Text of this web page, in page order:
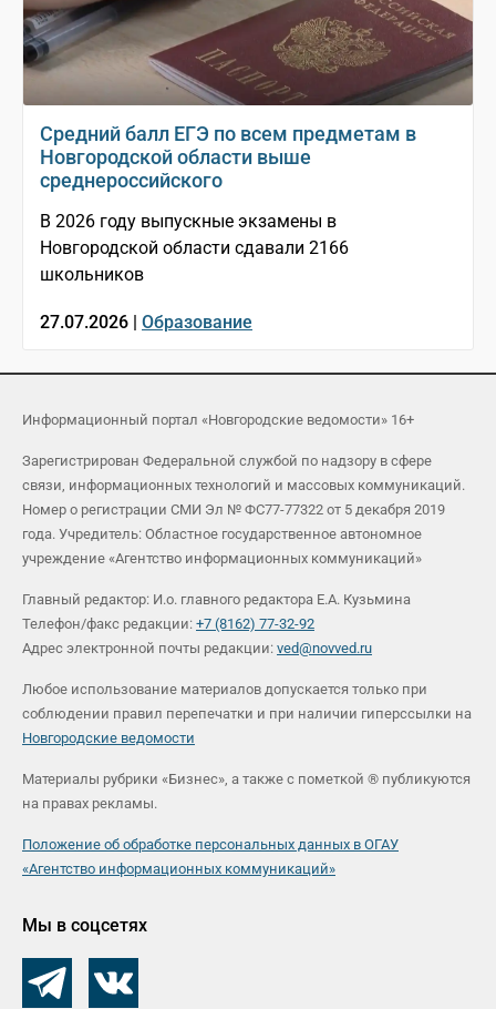
Средний балл ЕГЭ по всем предметам в
Новгородской области выше
среднероссийского
В 2026 году выпускные экзамены в
Новгородской области сдавали 2166
школьников
27.07.2026 | Образование
Информационный портал «Новгородские ведомости» 16+
Зарегистрирован Федеральной службой по надзору в сфере
связи, информационных технологий и массовых коммуникаций.
Номер о регистрации СМИ Эл № ФС77-77322 от 5 декабря 2019
года. Учредитель: Областное государственное автономное
учреждение «Агентство информационных коммуникаций»
Главный редактор: И.о. главного редактора Е.А. Кузьмина
Телефон/факс редакции: +7 (8162) 77-32-92
Адрес электронной почты редакции: ved@novved.ru
Любое использование материалов допускается только при
соблюдении правил перепечатки и при наличии гиперссылки на
Новгородские ведомости
Материалы рубрики «Бизнес», а также с пометкой ® публикуются
на правах рекламы.
Положение об обработке персональных данных в ОГАУ
«Агентство информационных коммуникаций»
Мы в соцсетях